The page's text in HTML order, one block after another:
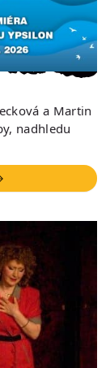
a Martin
nadhledu